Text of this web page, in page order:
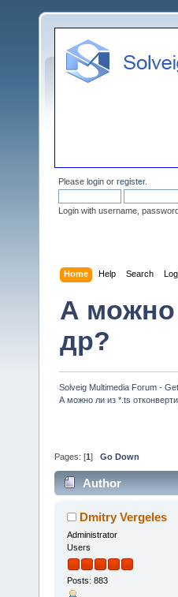
Please login or register.
Login with username,
Home Help Search
А можно
др?
Solveig Multimedia Forum -
А можно ли из *.ts
Pages: [1 ] Go Down
Author
Dmitry Vergeles
Administrator
Users
Posts: 883